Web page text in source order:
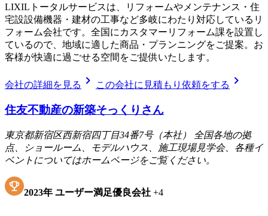
LIXILトータルサービスは、リフォームやメンテナンス・住
宅設設備機器・建材の工事など多岐にわたり対応しているリ
フォーム会社です。全国にカスタマーリフォーム課を設置し
ているので、地域に適した商品・プランニングをご提案。お
客様が快適に過ごせる空間をご提供いたします。
会社の詳細を見る chevron_right この会社に見積もり依頼をする chevron_right
住友不動産の新築そっくりさん
東京都新宿区西新宿四丁目34番7号（本社） 全国各地の拠
点、ショールーム、モデルハウス、施工現場見学会、各種イ
ベントについてはホームページをご覧ください。
2023年 ユーザー満足優良会社 +4